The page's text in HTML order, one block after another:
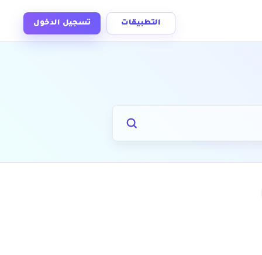
التطبيقات تسجيل الدخول